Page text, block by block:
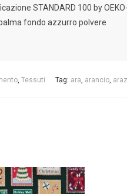
STANDARD 100 by
fondo azzurro polvere
, Tessuti Tag: ara, arancio,